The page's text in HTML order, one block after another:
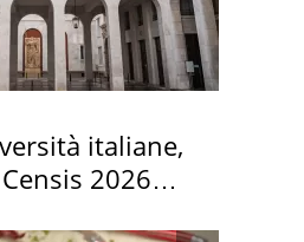
italiane,
2026